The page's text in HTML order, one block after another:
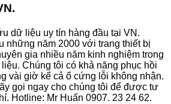
dữ liệu uy tín hàng đầu tại VN.
những năm 2000 với trang thiết bị
gia nhiều năm kinh nghiệm trong
Chúng tôi có khả năng phục hồi
vài giờ kể cả ổ cứng lỗi không nhận.
gọi ngay cho chúng tôi để được tư
Hotline: Mr Huấn 0907. 23 24 62.